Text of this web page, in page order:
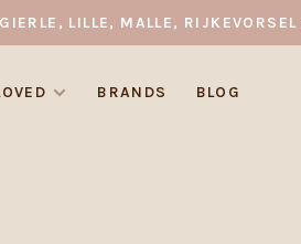
LILLE, MALLE, RIJKEVORSEL
BRANDS BLOG